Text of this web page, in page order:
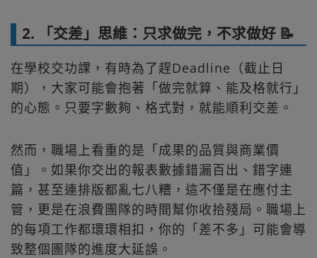
2. 「交差」思維：只求做完，不求做好 📝
在學校交功課，有時為了趕Deadline（截止日
期），大家可能會抱著「做完就算、能及格就行」
的心態。只要字數夠、格式對，就能順利交差。
然而，職場上看重的是「成果的品質與商業價
值」。如果你交出的報表數據錯漏百出、錯字連
篇，甚至連排版都亂七八糟，這不僅是在應付主
管，更是在浪費團隊的時間幫你收拾殘局。職場上
的每項工作都環環相扣，你的「差不多」可能會導
致整個團隊的進度大延誤。